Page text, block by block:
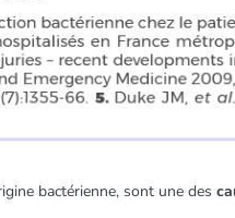
bactérienne, sont une des